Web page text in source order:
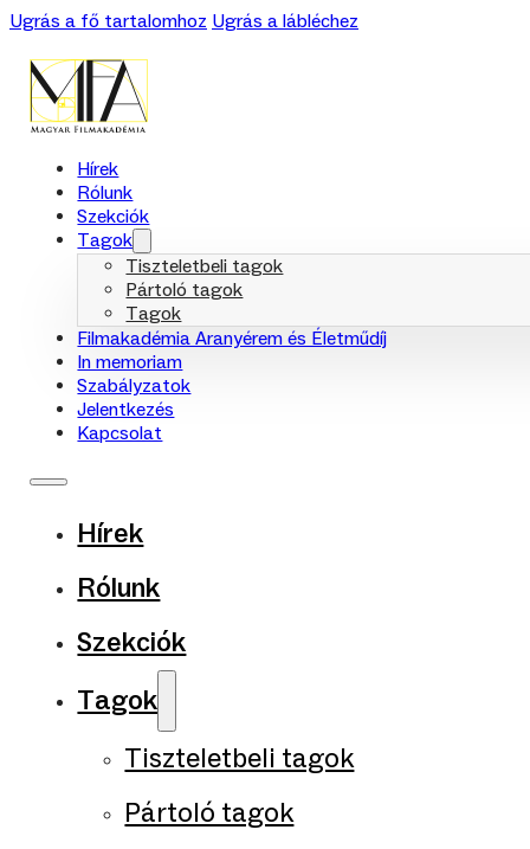
Ugrás a fő tartalomhoz Ugrás a lábléchez
Hírek
Rólunk
Szekciók
Tagok
Tiszteletbeli tagok
Pártoló tagok
Tagok
Filmakadémia Aranyérem és Életműdíj
In memoriam
Szabályzatok
Jelentkezés
Kapcsolat
Hírek
Rólunk
Szekciók
Tagok
Tiszteletbeli tagok
Pártoló tagok